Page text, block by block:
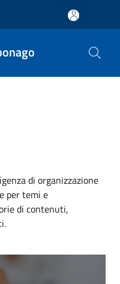
di organizzazione
per temi e
di contenuti,